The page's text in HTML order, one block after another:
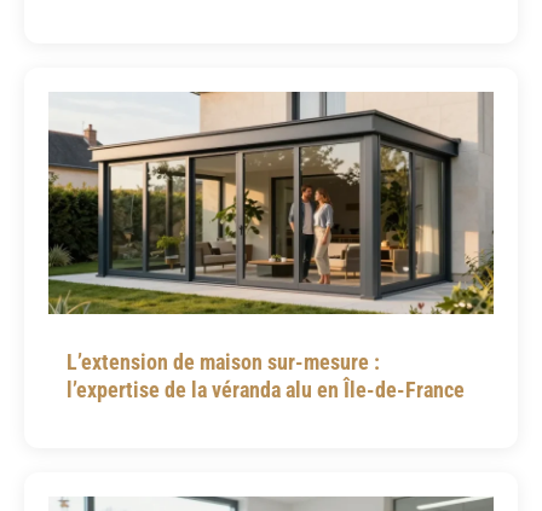
L’extension de maison sur-mesure :
l’expertise de la véranda alu en Île-de-France